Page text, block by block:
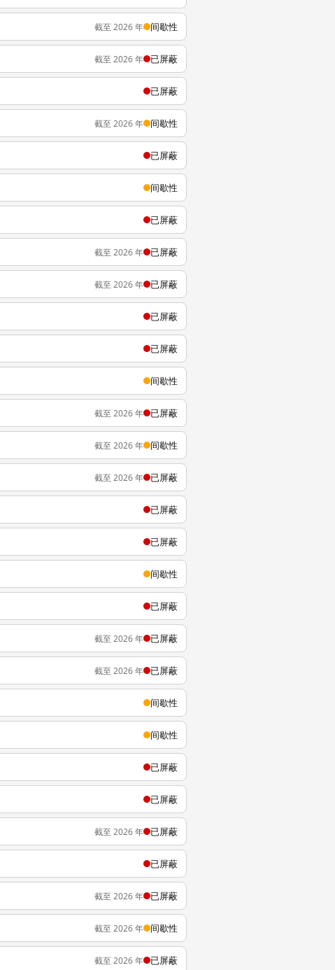
截至 2026 年 间歇性
截至 2026 年 已屏蔽
已屏蔽
截至 2026 年 间歇性
已屏蔽
间歇性
已屏蔽
截至 2026 年 已屏蔽
截至 2026 年 已屏蔽
已屏蔽
已屏蔽
间歇性
截至 2026 年 已屏蔽
截至 2026 年 间歇性
截至 2026 年 已屏蔽
已屏蔽
已屏蔽
间歇性
已屏蔽
截至 2026 年 已屏蔽
截至 2026 年 已屏蔽
间歇性
间歇性
已屏蔽
已屏蔽
截至 2026 年 已屏蔽
已屏蔽
截至 2026 年 已屏蔽
截至 2026 年 间歇性
截至 2026 年 已屏蔽